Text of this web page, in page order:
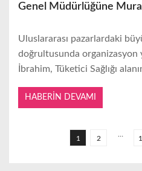
Genel Müdürlüğüne
Uluslararası pazarlardaki
doğrultusunda organizasyon
İbrahim, Tüketici Sağlığı
HABERIN DEVAMI
1 2